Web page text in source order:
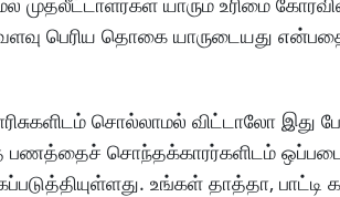
பெரிய தொகை யாருடையது
சொல்லாமல் விட்டாலோ இது
பணத்தைச் சொந்தக்காரர்களிடம்
உங்கள் தாத்தா, பாட்டி